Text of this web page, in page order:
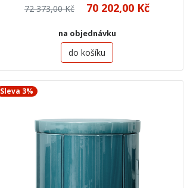
72 373,00 Kč 70 202,00 Kč
na objednávku
do košíku
Sleva 3%